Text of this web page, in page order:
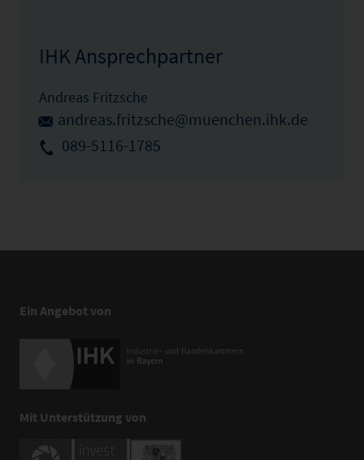
IHK Ansprechpartner
Andreas Fritzsche
andreas.fritzsche@muenchen.ihk.de
089-5116-1785
Ein Angebot von
Mit Unterstützung von